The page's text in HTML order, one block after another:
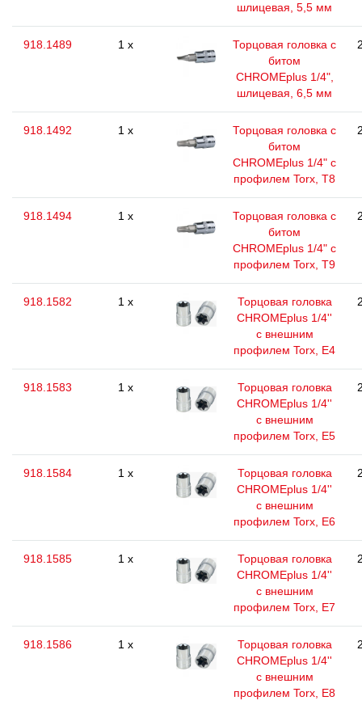
шлицевая, 5,5 мм
918.1489 1 x
Торцовая головка с
битом
CHROMEplus 1/4",
шлицевая, 6,5 мм
918.1492 1 x
Торцовая головка с
битом
CHROMEplus 1/4" с
профилем Torx, T8
918.1494 1 x
Торцовая головка с
битом
CHROMEplus 1/4" с
профилем Torx, T9
918.1582 1 x
Торцовая головка
CHROMEplus 1/4''
с внешним
профилем Torx, E4
918.1583 1 x
Торцовая головка
CHROMEplus 1/4''
с внешним
профилем Torx, E5
918.1584 1 x
Торцовая головка
CHROMEplus 1/4''
с внешним
профилем Torx, E6
918.1585 1 x
Торцовая головка
CHROMEplus 1/4''
с внешним
профилем Torx, E7
918.1586 1 x
Торцовая головка
CHROMEplus 1/4''
с внешним
профилем Torx, E8